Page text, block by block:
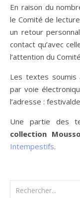
En raison du
le Comité de
un retour
contact qu’avec
l’attention du
Les textes
par voie
l’adresse :
Une partie des
collection
Intempestifs.